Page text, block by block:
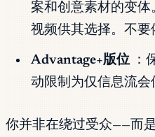
案和创意素材的变
视频供其选择。不要
Advantage+版位
：
动限制为仅信息流会
你并非在绕过受众——而